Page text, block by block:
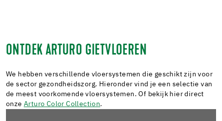
ONTDEK ARTURO GIETVLOEREN
We hebben verschillende vloersystemen die geschikt zijn voor
de sector gezondheidszorg. Hieronder vind je een selectie van
de meest voorkomende vloersystemen. Of bekijk hier direct
onze Arturo Color Collection.